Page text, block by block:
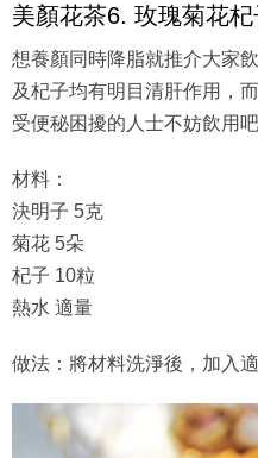
美顏花茶6. 玫瑰菊花
想養顏同時降脂就推介大家
及杞子均有明目清肝作用，
受便秘困擾的人士不妨飲用吧
材料：
決明子 5克
菊花 5朵
杞子 10粒
熱水 適量
做法：將材料洗淨後，加入